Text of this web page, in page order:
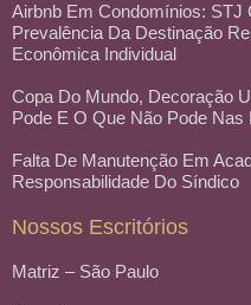
Airbnb Em Condomínios: STJ
Prevalência Da Destinação
Econômica Individual
Copa Do Mundo, Decoração
Pode E O Que Não Pode
Falta De Manutenção Em
Responsabilidade Do Síndico
Nossos Escritórios
Matriz – São Paulo